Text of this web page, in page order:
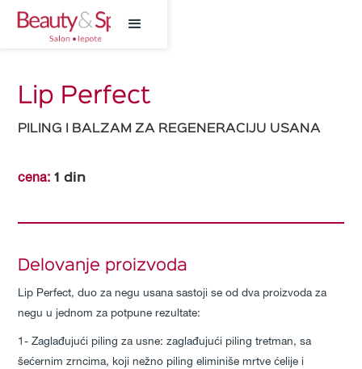
Lip Perfect
PILING I BALZAM ZA REGENERACIJU USANA
cena: 1 din
Delovanje proizvoda
Lip Perfect, duo za negu usana sastoji se od dva proizvoda za
negu u jednom za potpune rezultate:
1- Zaglađujući piling za usne: zaglađujući piling tretman, sa
šećernim zrncima, koji nežno piling eliminiše mrtve ćelije i